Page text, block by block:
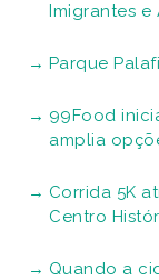
Imigrantes e
Parque
99Food
amplia
Corrida 5K
Centro
Quando a